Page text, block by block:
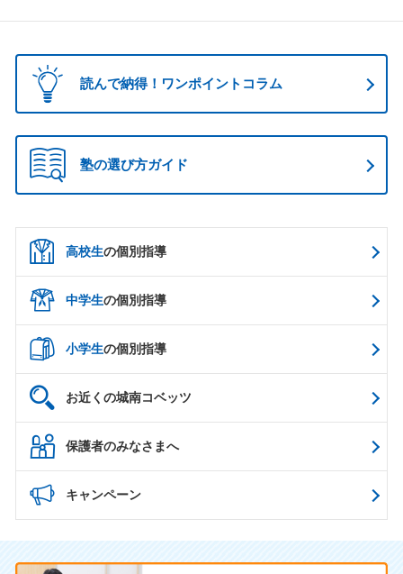
読んで納得！ワンポイントコラム
塾の選び方ガイド
高校生の個別指導
中学生の個別指導
小学生の個別指導
お近くの城南コベッツ
保護者のみなさまへ
キャンペーン